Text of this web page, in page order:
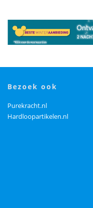
bezoek ook
Purekracht.nl
Hardloopartikelen.nl